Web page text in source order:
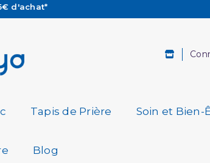
(lun au Vend)
FAQ
d'achat*
Tapis de Prière Soin et Bien-
Blog